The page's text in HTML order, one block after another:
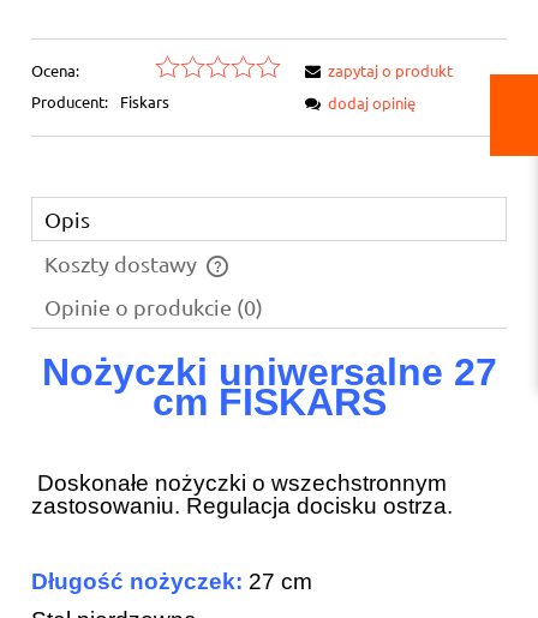
Ocena:
Producent:
Fiskars
zapytaj o produkt
dodaj opinię
Opis
Koszty dostawy
Cena nie zawiera ewentualnych kosztów płatności
Opinie o produkcie (0)
Nożyczki uniwersalne 27
cm FISKARS
Doskonałe nożyczki o wszechstronnym
zastosowaniu. Regulacja docisku ostrza.
Długość nożyczek: 27 cm